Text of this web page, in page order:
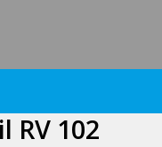
RV 102